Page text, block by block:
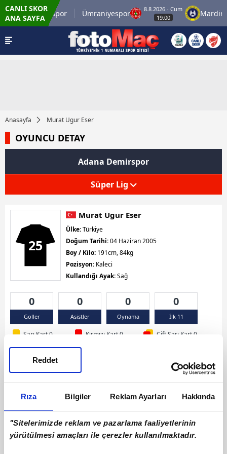
Rıza Bilgiler Reklam Ayarları Hakkında
"Sitelerimizde reklam ve pazarlama faaliyetlerinin
yürütülmesi amaçları ile çerezler kullanılmaktadır.
Reddet
CANLI SKOR
ANA SAYFA
İstanbulspor Ümraniyespor
8.8.2026 - Cum
19:00
Mardin
Anasayfa Murat Ugur Eser
OYUNCU DETAY
Adana Demirspor
Süper Lig
25
Murat Ugur Eser
Ülke:Türkiye
Doğum Tarihi:04 Haziran 2005
Boy / Kilo: 191cm, 84kg
Pozisyon: Kaleci
Kullandığı Ayak:Sağ
0
Goller
0
Asistler
0
Oynama
0
İlk 11
Sarı Kart 0 Kırmızı Kart 0 Çift Sarı Kart 0